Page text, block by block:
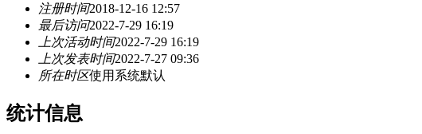
注册时间2018-12-16 12:57
最后访问2022-7-29 16:19
上次活动时间2022-7-29 16:19
上次发表时间2022-7-27 09:36
所在时区使用系统默认
统计信息